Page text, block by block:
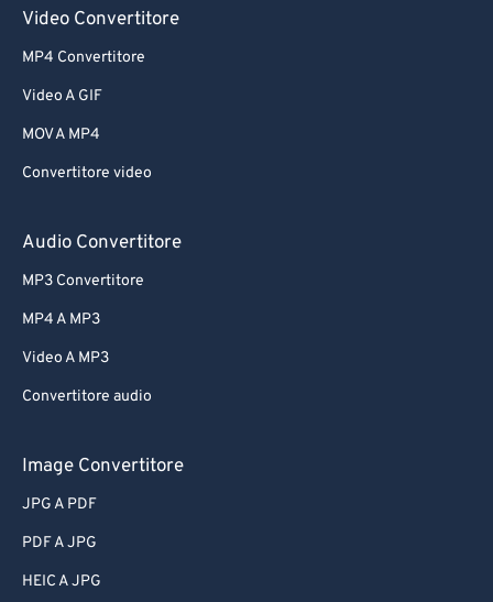
Video Convertitore
MP4 Convertitore
Video A GIF
MOV A MP4
Convertitore video
Audio Convertitore
MP3 Convertitore
MP4 A MP3
Video A MP3
Convertitore audio
Image Convertitore
JPG A PDF
PDF A JPG
HEIC A JPG